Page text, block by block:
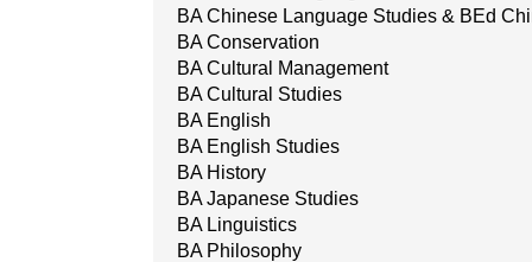
BA Chinese Language Studies & BEd
BA Conservation
BA Cultural Management
BA Cultural Studies
BA English
BA English Studies
BA History
BA Japanese Studies
BA Linguistics
BA Philosophy